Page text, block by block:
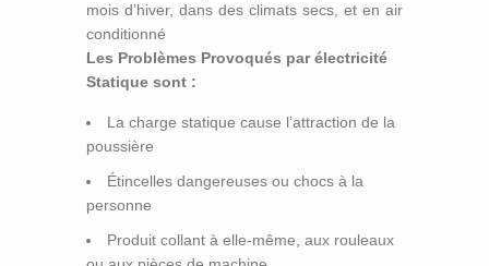
mois d’hiver, dans des climats secs, et en air
conditionné
Les Problèmes Provoqués par électricité
Statique sont :
La charge statique cause l’attraction de la
poussière
Étincelles dangereuses ou chocs à la
personne
Produit collant à elle-même, aux rouleaux